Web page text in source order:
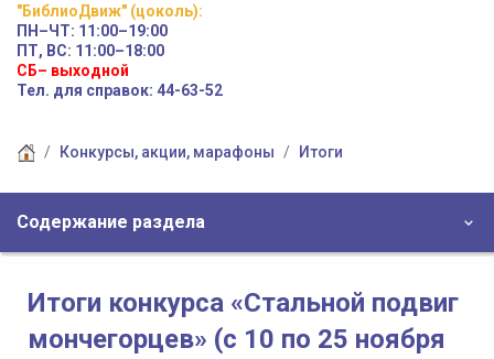
"БиблиоДвиж" (цоколь):
ПН–ЧТ: 11:00–19:00
ПТ, ВС: 11:00–18:00
СБ– выходной
Тел. для справок: 44-63-52
Конкурсы, акции, марафоны Итоги
Содержание раздела
Итоги конкурса «Стальной подвиг
мончегорцев» (с 10 по 25 ноября